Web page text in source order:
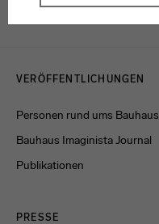
VERÖFFENTLICHUNGEN
Personen rund ums Bauhaus
Bauhaus Imaginista Journal
Publikationen
PRESSE